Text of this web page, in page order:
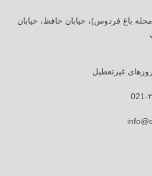
باغ فردوس)، خیابان حافظ، خیابان